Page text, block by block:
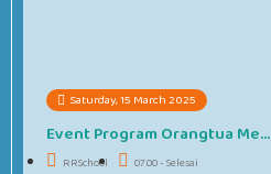
Saturday, 15 March 2025
Event Program Orangtua Me...
RRSchool 07.00 - Selesai